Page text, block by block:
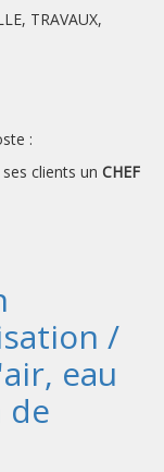
TRAVAUX,
:
clients un CHEF
/
eau
de